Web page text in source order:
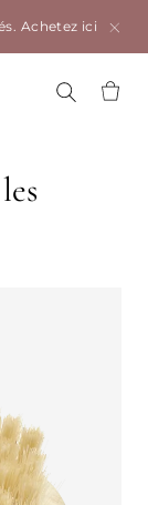
Achetez ici